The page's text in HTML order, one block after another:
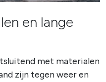
en lange
met materialen
zijn tegen weer en